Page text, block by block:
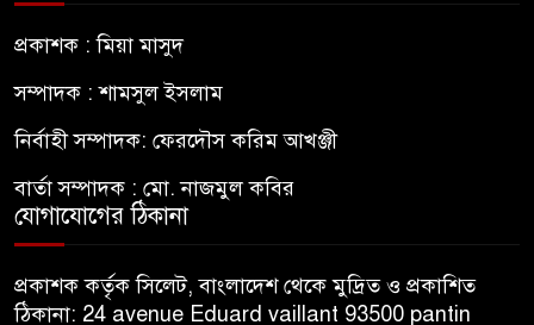
প্রকাশক : মিয়া মাসুদ
সম্পাদক : শামসুল ইসলাম
নির্বাহী সম্পাদক: ফেরদৌস করিম আখঞ্জী
বার্তা সম্পাদক : মো. নাজমুল কবির
যোগাযোগের ঠিকানা
প্রকাশক কর্তৃক সিলেট, বাংলাদেশ থেকে মুদ্রিত ও প্রকাশিত
ঠিকানা: 24 avenue Eduard vaillant 93500 pantin